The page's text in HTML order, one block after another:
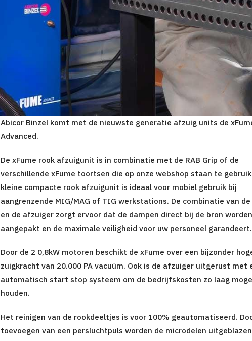
Abicor Binzel komt met de nieuwste generatie afzuig units de
Advanced.
De xFume rook afzuigunit is in combinatie met de RAB Grip of de
verschillende xFume toortsen die op onze webshop staan te
kleine compacte rook afzuigunit is ideaal voor mobiel gebruik bij
aangrenzende MIG/MAG of TIG werkstations. De combinatie van
en de afzuiger zorgt ervoor dat de dampen direct bij de bron worden
aangepakt en de maximale veiligheid voor uw personeel garandeert.
Door de 2 0,8kW motoren beschikt de xFume over een bijzonder
zuigkracht van 20.000 PA vacuüm. Ook is de afzuiger uitgerust met
automatisch start stop systeem om de bedrijfskosten zo laag
houden.
Het reinigen van de rookdeeltjes is voor 100% geautomatiseerd.
toevoegen van een persluchtpuls worden de microdelen